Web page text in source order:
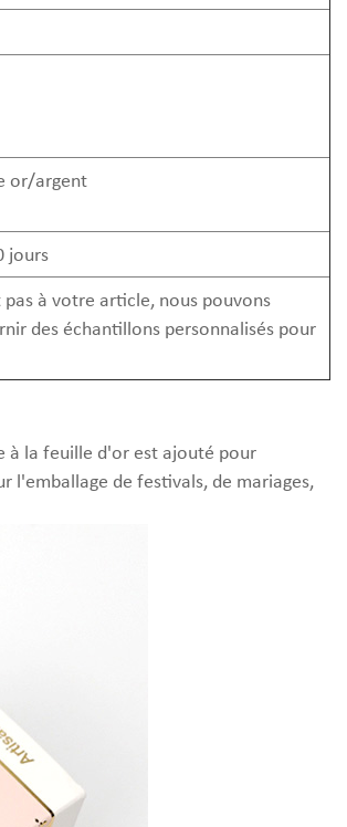
or/argent
jours
à votre article, nous pouvons
des échantillons personnalisés pour
à la feuille d'or est ajouté pour
l'emballage de festivals, de mariages,